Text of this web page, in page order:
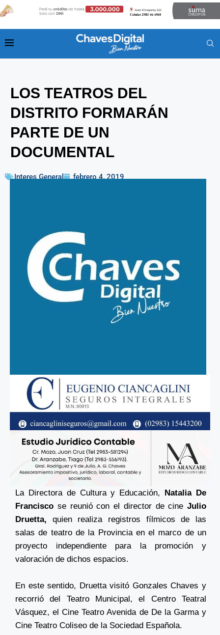
LOS TEATROS DEL
DISTRITO FORMARÁN
PARTE DE UN
DOCUMENTAL
Interes General febrero 4, 2019
La Directora de Cultura y Educación, Natalia De
Francisco se reunió con el director de cine Julio
Druetta, quien realiza registros fílmicos de las
salas de teatro de la Provincia en el marco de un
proyecto independiente para la promoción y
valoración de dichos espacios.
En este sentido, Druetta visitó Gonzales Chaves y
recorrió del Teatro Municipal, el Centro Teatral
Vásquez, el Cine Teatro Avenida de De la Garma y
Cine Teatro Coliseo de la Sociedad Española.